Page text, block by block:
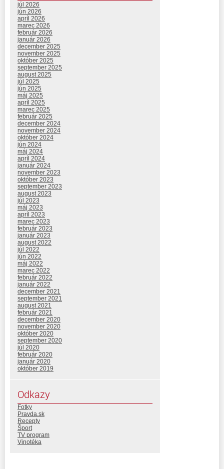
júl 2026
jún 2026
apríl 2026
marec 2026
február 2026
január 2026
december 2025
november 2025
október 2025
september 2025
august 2025
júl 2025
jún 2025
máj 2025
apríl 2025
marec 2025
február 2025
december 2024
november 2024
október 2024
jún 2024
máj 2024
apríl 2024
január 2024
november 2023
október 2023
september 2023
august 2023
júl 2023
máj 2023
apríl 2023
marec 2023
február 2023
január 2023
august 2022
júl 2022
jún 2022
máj 2022
marec 2022
február 2022
január 2022
december 2021
september 2021
august 2021
február 2021
december 2020
november 2020
október 2020
september 2020
júl 2020
február 2020
január 2020
október 2019
Odkazy
Fotky
Pravda.sk
Recepty
Šport
TV program
Vinotéka